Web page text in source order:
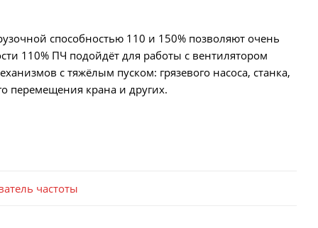
способностью 110 и 150% позволяют очень
110% ПЧ подойдёт для работы с вентилятором
с тяжёлым пуском: грязевого насоса, станка,
перемещения крана и других.
частоты